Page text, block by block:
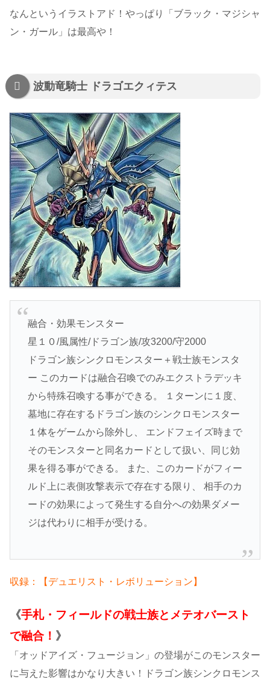
なんというイラストアド！やっぱり「ブラック・マジシャ
ン・ガール」は最高や！
波動竜騎士 ドラゴエクィテス
融合・効果モンスター
星１０/風属性/ドラゴン族/攻3200/守2000
ドラゴン族シンクロモンスター＋戦士族モンスタ
ー このカードは融合召喚でのみエクストラデッキ
から特殊召喚する事ができる。 １ターンに１度、
墓地に存在するドラゴン族のシンクロモンスター
１体をゲームから除外し、 エンドフェイズ時まで
そのモンスターと同名カードとして扱い、同じ効
果を得る事ができる。 また、このカードがフィー
ルド上に表側攻撃表示で存在する限り、 相手のカ
ードの効果によって発生する自分への効果ダメー
ジは代わりに相手が受ける。
収録：【デュエリスト・レボリューション】
《手札・フィールドの戦士族とメテオバースト
で融合！ 》
「オッドアイズ・フュージョン」の登場がこのモンスター
に与えた影響はかなり大きい！ドラゴン族シンクロモンス